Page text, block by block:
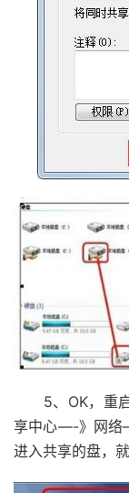
5、OK，重启
享中心—-》网络
进入共享的盘，